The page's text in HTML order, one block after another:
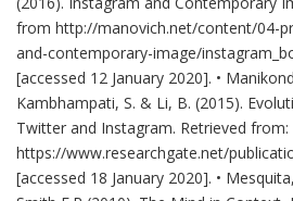
from http://manovich.net/content/04-
and-contemporary-image/
[accessed 12 January 2020]. •
Kambhampati, S. & Li, B. (2015).
Twitter and Instagram. Retrieved from:
https://www.researchgate.net/
[accessed 18 January 2020]. •